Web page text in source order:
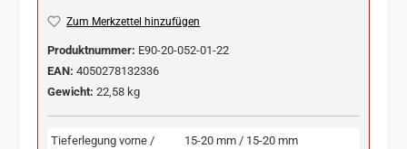
Zum Merkzettel hinzufügen
Produktnummer: E90-20-052-01-22
EAN: 4050278132336
Gewicht: 22,58 kg
Tieferlegung vorne /
15-20 mm / 15-20 mm